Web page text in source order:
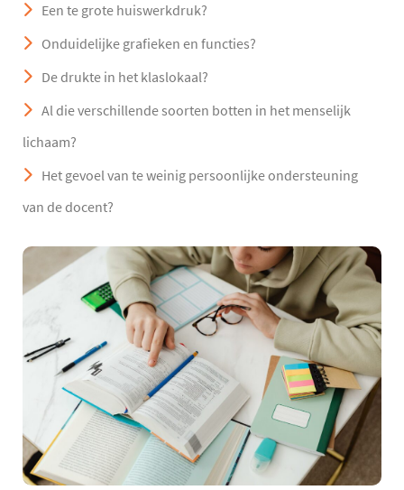
Een te grote huiswerkdruk?
Onduidelijke grafieken en functies?
De drukte in het klaslokaal?
Al die verschillende soorten botten in het menselijk
lichaam?
Het gevoel van te weinig persoonlijke ondersteuning
van de docent?